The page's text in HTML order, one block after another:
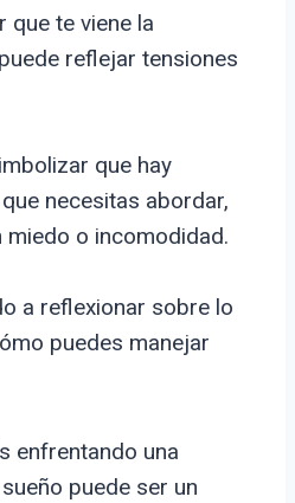
que te viene la
reflejar tensiones
que hay
necesitas abordar,
miedo o incomodidad.
a reflexionar sobre lo
puedes manejar
enfrentando una
puede ser un